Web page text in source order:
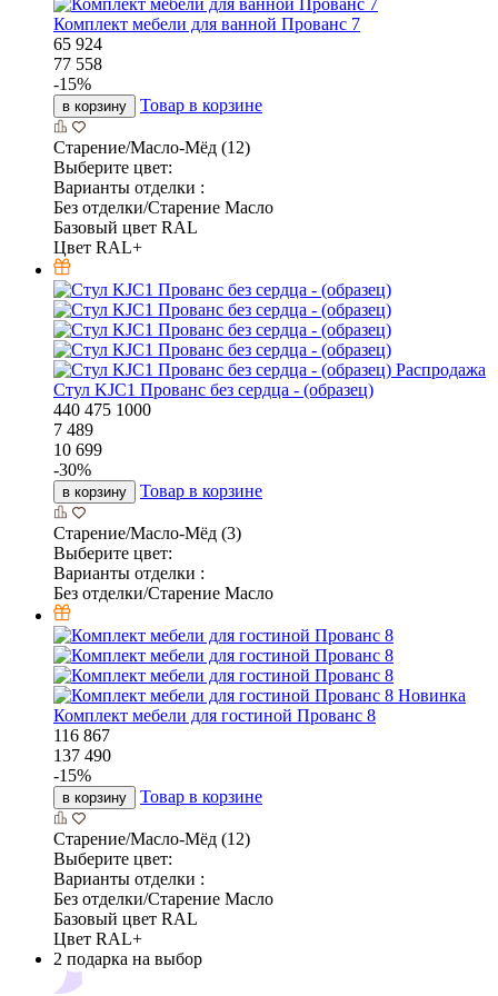
Комплект мебели для ванной Прованс 7
65 924
77 558
-15%
в корзину Товар в корзине
Старение/Масло-Мёд (12)
Выберите цвет:
Варианты отделки :
Без отделки/Старение Масло
Базовый цвет RAL
Цвет RAL+
Распродажа
Стул KJC1 Прованс без сердца - (образец)
440 475 1000
7 489
10 699
-30%
в корзину Товар в корзине
Старение/Масло-Мёд (3)
Выберите цвет:
Варианты отделки :
Без отделки/Старение Масло
Новинка
Комплект мебели для гостиной Прованс 8
116 867
137 490
-15%
в корзину Товар в корзине
Старение/Масло-Мёд (12)
Выберите цвет:
Варианты отделки :
Без отделки/Старение Масло
Базовый цвет RAL
Цвет RAL+
2 подарка на выбор